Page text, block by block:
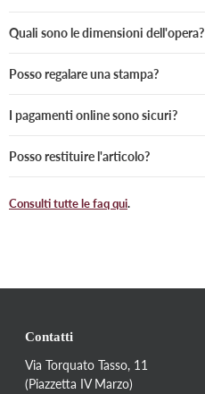
Quali sono le dimensioni dell'opera?
Posso regalare una stampa?
I pagamenti online sono sicuri?
Posso restituire l'articolo?
Consulti tutte le faq qui.
Contatti
Via Torquato Tasso, 11
(Piazzetta IV Marzo)